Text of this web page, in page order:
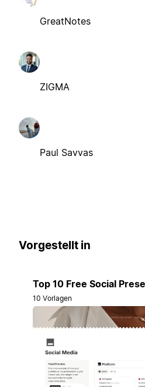
GreatNotes
ZIGMA
Paul Savvas
Vorgestellt in
Top 10 Free Social
10 Vorlagen